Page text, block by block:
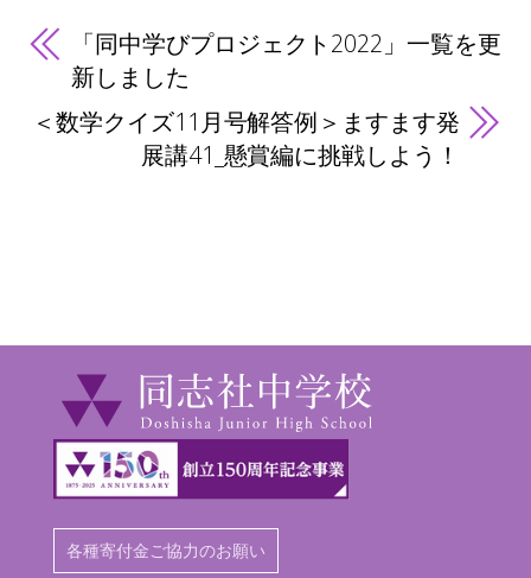
「同中学びプロジェクト2022」一覧を更
新しました
＜数学クイズ11月号解答例＞ますます発
展講41_懸賞編に挑戦しよう！
各種寄付金ご協力のお願い